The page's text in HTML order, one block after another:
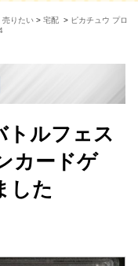
売りたい > 宅配 > ピカチュウ プロ
トルフェス
カードゲ
した